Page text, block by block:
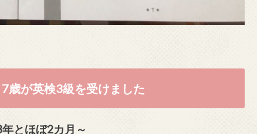
歳が英検3級を受けました
とほぼ2カ月～